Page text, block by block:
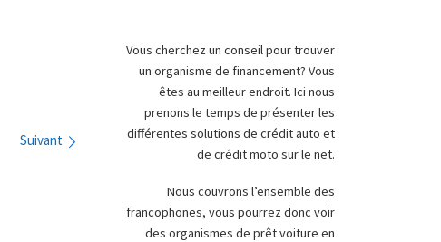
Suivant
Vous cherchez un conseil pour trouver
un organisme de financement? Vous
êtes au meilleur endroit. Ici nous
prenons le temps de présenter les
différentes solutions de crédit auto et
de crédit moto sur le net.
Nous couvrons l’ensemble des
francophones, vous pourrez donc voir
des organismes de prêt voiture en